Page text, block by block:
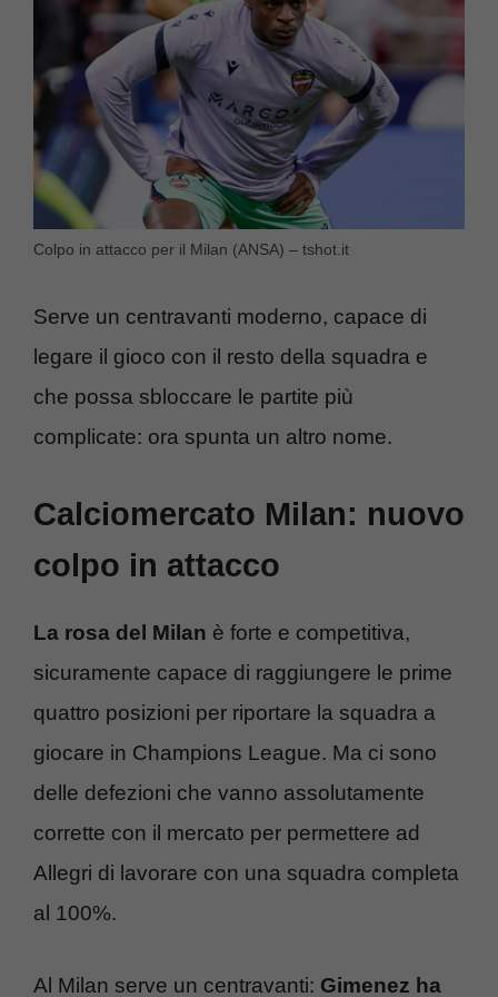
Colpo in attacco per il Milan (ANSA) – tshot.it
Serve un centravanti moderno, capace di
legare il gioco con il resto della squadra e
che possa sbloccare le partite più
complicate: ora spunta un altro nome.
Calciomercato Milan: nuovo
colpo in attacco
La rosa del Milan è forte e competitiva,
sicuramente capace di raggiungere le prime
quattro posizioni per riportare la squadra a
giocare in Champions League. Ma ci sono
delle defezioni che vanno assolutamente
corrette con il mercato per permettere ad
Allegri di lavorare con una squadra completa
al 100%.
Al Milan serve un centravanti: Gimenez ha